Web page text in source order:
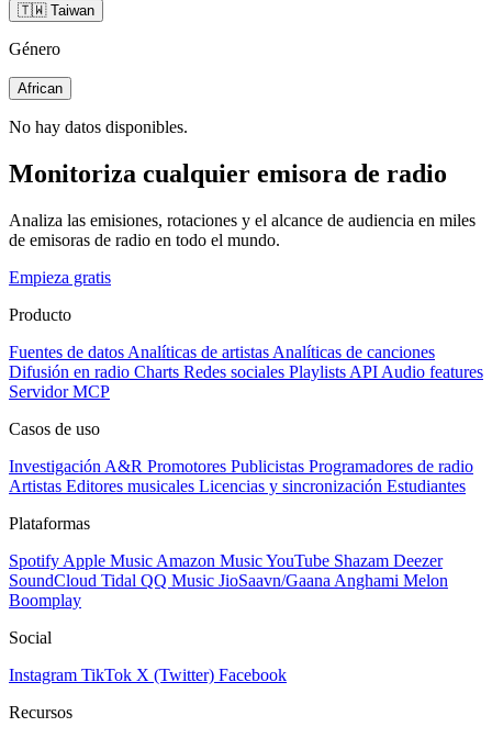
🇹🇼 Taiwan
Género
African
No hay datos disponibles.
Monitoriza cualquier emisora de radio
Analiza las emisiones, rotaciones y el alcance de audiencia en miles
de emisoras de radio en todo el mundo.
Empieza gratis
Producto
Fuentes de datos Analíticas de artistas Analíticas de canciones
Difusión en radio Charts Redes sociales Playlists API Audio features
Servidor MCP
Casos de uso
Investigación A&R Promotores Publicistas Programadores de radio
Artistas Editores musicales Licencias y sincronización Estudiantes
Plataformas
Spotify Apple Music Amazon MusicYouTube Shazam Deezer
SoundCloud Tidal QQ Music JioSaavn/Gaana Anghami Melon
Boomplay
Social
Instagram TikTok X (Twitter) Facebook
Recursos